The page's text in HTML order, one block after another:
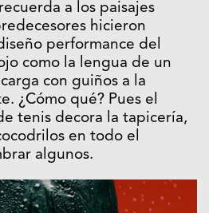
a los paisajes
hicieron
performance del
como la lengua de un
con guiños a la
¿Cómo qué? Pues el
tenis decora la tapicería,
en todo el
algunos.